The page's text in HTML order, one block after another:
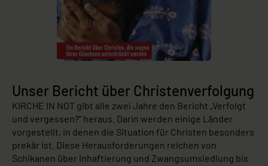
Unser Bericht über Christenverfolgung
KIRCHE IN NOT gibt alle zwei Jahre den Bericht „Verfolgt
und vergessen?“ heraus. Darin werden einige Länder
vorgestellt, in denen die Situation für Christen besonders
prekär ist. Diese Herausforderungen reichen von
Schikanen über Inhaftierung und Zwangsumsiedlung bis